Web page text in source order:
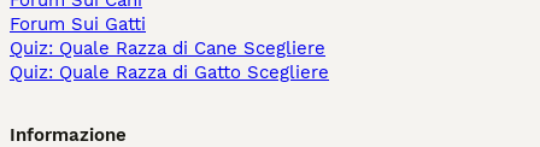
Forum Sui Gatti
Quiz: Quale Razza di Cane Scegliere
Quiz: Quale Razza di Gatto Scegliere
Informazione